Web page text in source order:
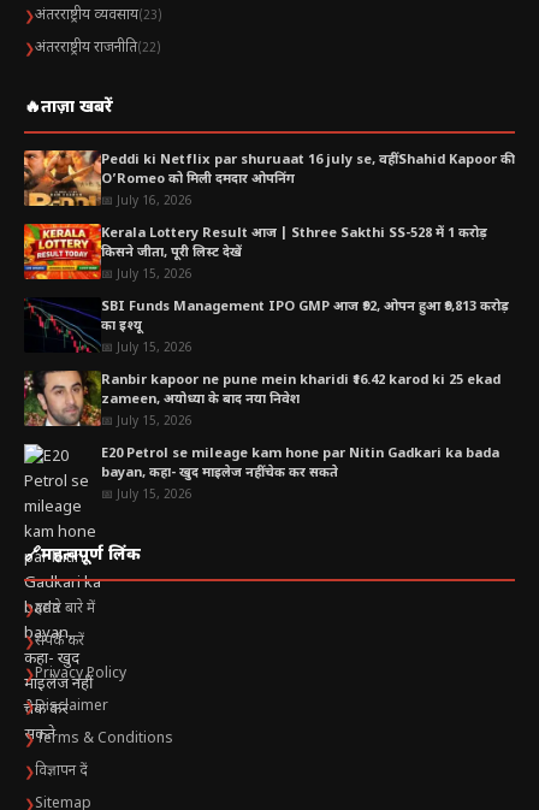
❯अंतरराष्ट्रीय व्यवसाय(23)
❯अंतरराष्ट्रीय राजनीति(22)
🔥ताज़ा खबरें
Peddi ki Netflix par shuruaat 16 july se, वहीं Shahid Kapoor की
O’Romeo को मिली दमदार ओपनिंग
📅 July 16, 2026
Kerala Lottery Result आज | Sthree Sakthi SS-528 में 1 करोड़
किसने जीता, पूरी लिस्ट देखें
📅 July 15, 2026
SBI Funds Management IPO GMP आज ₹92, ओपन हुआ ₹9,813 करोड़
का इश्यू
📅 July 15, 2026
Ranbir kapoor ne pune mein kharidi ₹16.42 karod ki 25 ekad
zameen, अयोध्या के बाद नया निवेश
📅 July 15, 2026
E20 Petrol se mileage kam hone par Nitin Gadkari ka bada
bayan, कहा- खुद माइलेज नहीं चेक कर सकते
📅 July 15, 2026
🔗महत्वपूर्ण लिंक
❯हमारे बारे में
❯संपर्क करें
❯Privacy Policy
❯Disclaimer
❯Terms & Conditions
❯विज्ञापन दें
❯Sitemap